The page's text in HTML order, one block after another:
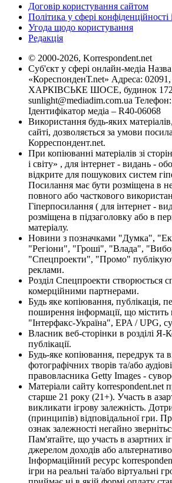
Договір користування сайтом
Політика у сфері
Угода щодо користування
Редакція
© 2000-2026, Korrespondent.net
Суб'єкт у сфері онлайн-медіа
«КореспонденТ.net» Адреса: 02091,
ХАРКІВСЬКЕ ШОСЕ, будинок 172-
sunlight@mediadim.com.ua
Ідентифікатор медіа – R40-06068
Використання будь-яких
сайті, дозволяється за умови
Корреспондент.net.
При копіюванні матеріалів зі
і світу» , для інтернет - видань -
відкрите для пошукових систем
Посилання має бути розміщена в
повного або часткового
Гіперпосилання ( для інтернет -
розміщена в підзаголовку або в
матеріалу.
Новини з позначками "Думка",
"Регіони", "Гроші", "Влада",
"Спецпроекти", "Промо"
реклами.
Розділ Спецпроекти створюється
комерційними партнерами.
Будь яке копіювання, публікація,
поширення інформації, що містить
"Інтерфакс-Україна", EPA / UPG,
Власник веб-сторінки в розділі Я-
публікації.
Будь-яке копіювання, передрук та
фотографічних творів та/або
правовласника Getty Images -
Матеріали сайту korrespondent.net
старше 21 року (21+). Участь в
викликати ігрову залежність.
(принципів) відповідальної гри.
ознак залежності негайно
Пам'ятайте, що участь в азартних
джерелом доходів або
Інформаційний ресурс
ігри на реальні та/або віртуальні